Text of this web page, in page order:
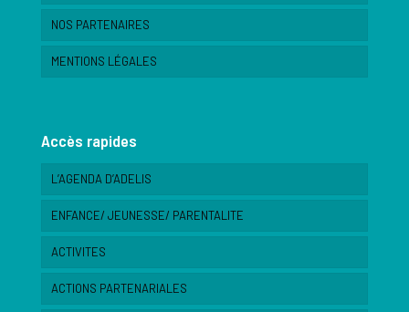
NOS PARTENAIRES
MENTIONS LÉGALES
Accès rapides
L’AGENDA D’ADELIS
ENFANCE/ JEUNESSE/ PARENTALITE
ACTIVITES
ACTIONS PARTENARIALES